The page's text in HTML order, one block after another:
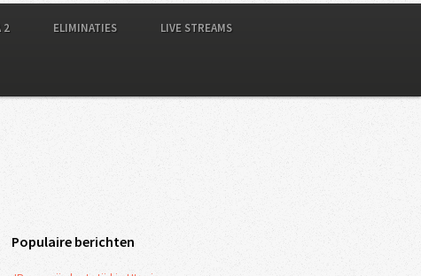
2 ELIMINATIES LIVE STREAMS
Populaire berichten